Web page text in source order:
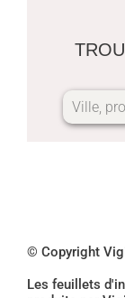
© Copyright
Les feuillets